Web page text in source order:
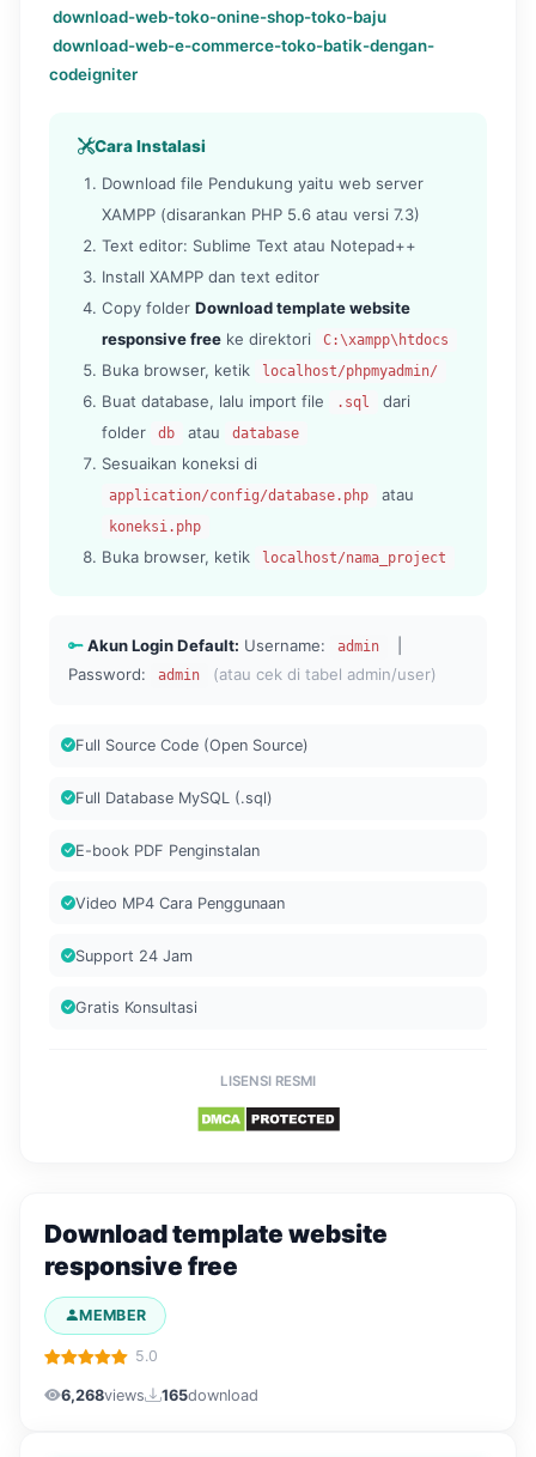
download-web-toko-onine-shop-toko-baju
download-web-e-commerce-toko-batik-dengan-
codeigniter
Cara Instalasi
Download file Pendukung yaitu web server
XAMPP (disarankan PHP 5.6 atau versi 7.3)
Text editor: Sublime Text atau Notepad++
Install XAMPP dan text editor
Copy folder Download template website
responsive free ke direktori C:\xampp\htdocs
Buka browser, ketik localhost/phpmyadmin/
Buat database, lalu import file .sql
dari
folder
db atau database
Sesuaikan koneksi di
application/config/database.php atau
koneksi.php
Buka browser, ketik localhost/nama_project
Akun Login Default: Username: admin
Password:
admin (atau cek di tabel admin/user)
Full Source Code (Open Source)
Full Database MySQL (.sql)
E-book PDF Penginstalan
Video MP4 Cara Penggunaan
Support 24 Jam
Gratis Konsultasi
LISENSI RESMI
Download template website
responsive free
MEMBER
5.0
6,268views 165download